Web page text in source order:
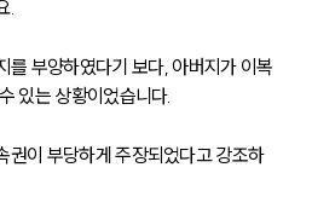
.
를 부양하였다기 보다, 아버지가 이복
있는 상황이었습니다.
권이 부당하게 주장되었다고 강조하